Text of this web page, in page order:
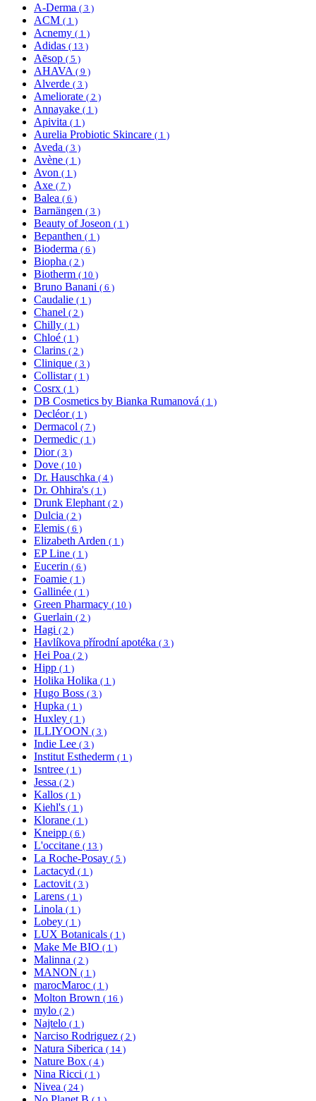
A-Derma ( 3 )
ACM ( 1 )
Acnemy ( 1 )
Adidas ( 13 )
Aēsop ( 5 )
AHAVA ( 9 )
Alverde ( 3 )
Ameliorate ( 2 )
Annayake ( 1 )
Apivita ( 1 )
Aurelia Probiotic Skincare ( 1 )
Aveda ( 3 )
Avène ( 1 )
Avon ( 1 )
Axe ( 7 )
Balea ( 6 )
Barnängen ( 3 )
Beauty of Joseon ( 1 )
Bepanthen ( 1 )
Bioderma ( 6 )
Biopha ( 2 )
Biotherm ( 10 )
Bruno Banani ( 6 )
Caudalie ( 1 )
Chanel ( 2 )
Chilly ( 1 )
Chloé ( 1 )
Clarins ( 2 )
Clinique ( 3 )
Collistar ( 1 )
Cosrx ( 1 )
DB Cosmetics by Bianka Rumanová ( 1 )
Decléor ( 1 )
Dermacol ( 7 )
Dermedic ( 1 )
Dior ( 3 )
Dove ( 10 )
Dr. Hauschka ( 4 )
Dr. Ohhira's ( 1 )
Drunk Elephant ( 2 )
Dulcia ( 2 )
Elemis ( 6 )
Elizabeth Arden ( 1 )
EP Line ( 1 )
Eucerin ( 6 )
Foamie ( 1 )
Gallinée ( 1 )
Green Pharmacy ( 10 )
Guerlain ( 2 )
Hagi ( 2 )
Havlíkova přírodní apotéka ( 3 )
Hei Poa ( 2 )
Hipp ( 1 )
Holika Holika ( 1 )
Hugo Boss ( 3 )
Hupka ( 1 )
Huxley ( 1 )
ILLIYOON ( 3 )
Indie Lee ( 3 )
Institut Esthederm ( 1 )
Isntree ( 1 )
Jessa ( 2 )
Kallos ( 1 )
Kiehl's ( 1 )
Klorane ( 1 )
Kneipp ( 6 )
L'occitane ( 13 )
La Roche-Posay ( 5 )
Lactacyd ( 1 )
Lactovit ( 3 )
Larens ( 1 )
Linola ( 1 )
Lobey ( 1 )
LUX Botanicals ( 1 )
Make Me BIO ( 1 )
Malinna ( 2 )
MANON ( 1 )
marocMaroc ( 1 )
Molton Brown ( 16 )
mylo ( 2 )
Najtelo ( 1 )
Narciso Rodriguez ( 2 )
Natura Siberica ( 14 )
Nature Box ( 4 )
Nina Ricci ( 1 )
Nivea ( 24 )